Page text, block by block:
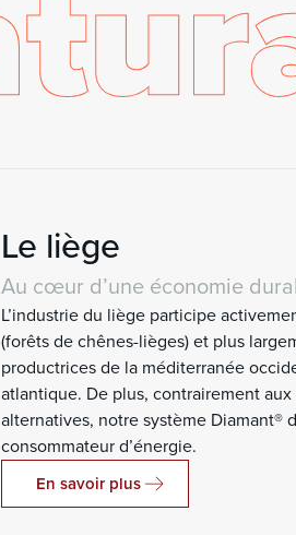
Le liège
Au cœur d’une économie
L’industrie du liège participe
(forêts de chênes-lièges) et plus
productrices de la méditerranée
atlantique. De plus, contrairement
alternatives, notre système Diamant®
consommateur d’énergie.
En savoir plus